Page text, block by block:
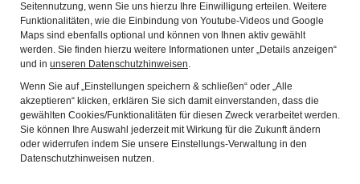
Seitennutzung, wenn Sie uns hierzu Ihre Einwilligung erteilen. Weitere
Funktionalitäten, wie die Einbindung von Youtube-Videos und Google
Maps sind ebenfalls optional und können von Ihnen aktiv gewählt
werden. Sie finden hierzu weitere Informationen unter „Details anzeigen“
und in unseren Datenschutzhinweisen.
Wenn Sie auf „Einstellungen speichern & schließen“ oder „Alle
akzeptieren“ klicken, erklären Sie sich damit einverstanden, dass die
gewählten Cookies/Funktionalitäten für diesen Zweck verarbeitet werden.
Sie können Ihre Auswahl jederzeit mit Wirkung für die Zukunft ändern
oder widerrufen indem Sie unsere Einstellungs-Verwaltung in den
Datenschutzhinweisen nutzen.
WILLKOMMEN IM
SCHICHTWERK
Unsere Ausstellungen:
Dauerausstellung Römer